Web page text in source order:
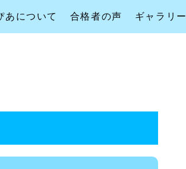
あについて 合格者の声 ギャラリー